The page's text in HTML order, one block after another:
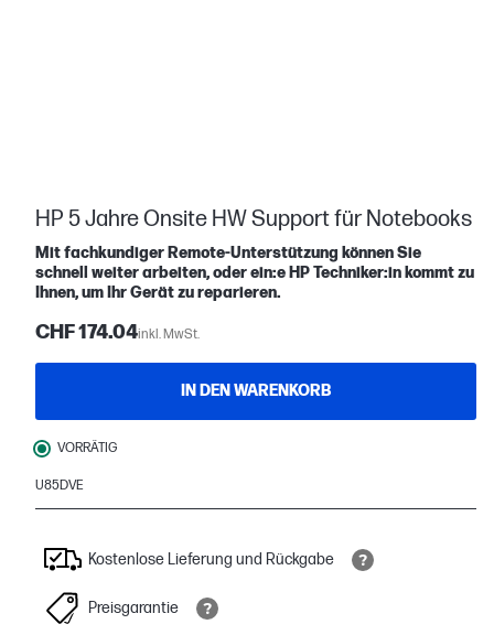
HP 5 Jahre Onsite HW Support für Notebooks
Mit fachkundiger Remote-Unterstützung können Sie
schnell weiter arbeiten, oder ein:e HP Techniker:in kommt zu
Ihnen, um Ihr Gerät zu reparieren.
CHF 174.04inkl. MwSt.
IN DEN WARENKORB
VORRÄTIG
U85DVE
Kostenlose Lieferung und Rückgabe
Preisgarantie